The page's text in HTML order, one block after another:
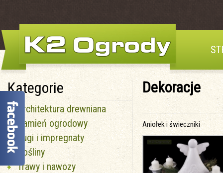
Kategorie
Architektura drewniana
Kamień ogrodowy
Fugi i impregnaty
Rośliny
Trawy i nawozy
Dekoracje
Aniołek i świeczniki